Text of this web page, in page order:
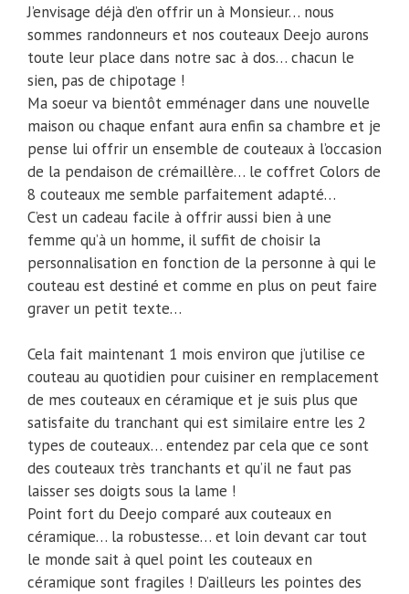
J’envisage déjà d’en offrir un à Monsieur… nous
sommes randonneurs et nos couteaux Deejo aurons
toute leur place dans notre sac à dos… chacun le
sien, pas de chipotage !
Ma soeur va bientôt emménager dans une nouvelle
maison ou chaque enfant aura enfin sa chambre et je
pense lui offrir un ensemble de couteaux à l’occasion
de la pendaison de crémaillère… le coffret Colors de
8 couteaux me semble parfaitement adapté…
C’est un cadeau facile à offrir aussi bien à une
femme qu’à un homme, il suffit de choisir la
personnalisation en fonction de la personne à qui le
couteau est destiné et comme en plus on peut faire
graver un petit texte…
Cela fait maintenant 1 mois environ que j’utilise ce
couteau au quotidien pour cuisiner en remplacement
de mes couteaux en céramique et je suis plus que
satisfaite du tranchant qui est similaire entre les 2
types de couteaux… entendez par cela que ce sont
des couteaux très tranchants et qu’il ne faut pas
laisser ses doigts sous la lame !
Point fort du Deejo comparé aux couteaux en
céramique… la robustesse… et loin devant car tout
le monde sait à quel point les couteaux en
céramique sont fragiles ! D’ailleurs les pointes des